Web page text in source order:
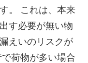
。 これは、本来
す必要が無い物
えいのリスクが
荷物が多い場合